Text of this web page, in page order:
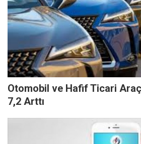
Otomobil ve Hafif Ticari Araç
7,2 Arttı